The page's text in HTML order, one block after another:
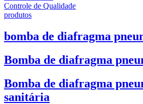
Controle de Qualidade
produtos
bomba de diafragma
Bomba de diafragma
Bomba de diafragma
sanitária